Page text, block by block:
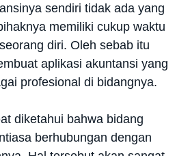
sendiri tidak ada yang
memiliki cukup waktu
diri. Oleh sebab itu
aplikasi akuntansi yang
profesional di bidangnya.
diketahui bahwa bidang
berhubungan dengan